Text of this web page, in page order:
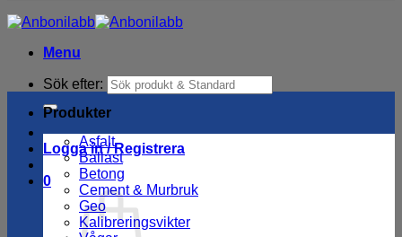
Menu
Sök efter:
Logga in / Registrera
0
Produkter
Asfalt
Ballast
Betong
Cement & Murbruk
Geo
Kalibreringsvikter